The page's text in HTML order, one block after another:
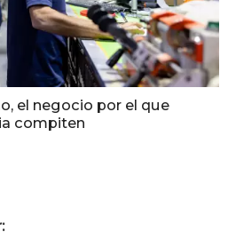
el negocio por el que
compiten